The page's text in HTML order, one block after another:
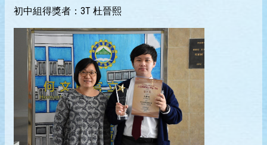
初中組得獎者：3T 杜晉熙